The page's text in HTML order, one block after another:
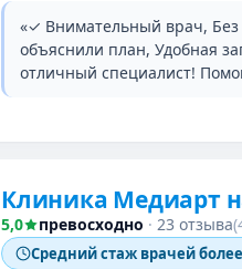
«✓ Внимательный врач,
объяснили план, Удобная
отличный специалист!
Клиника Медиарт
5,0 превосходно · 23 отзыва
Средний стаж врачей более